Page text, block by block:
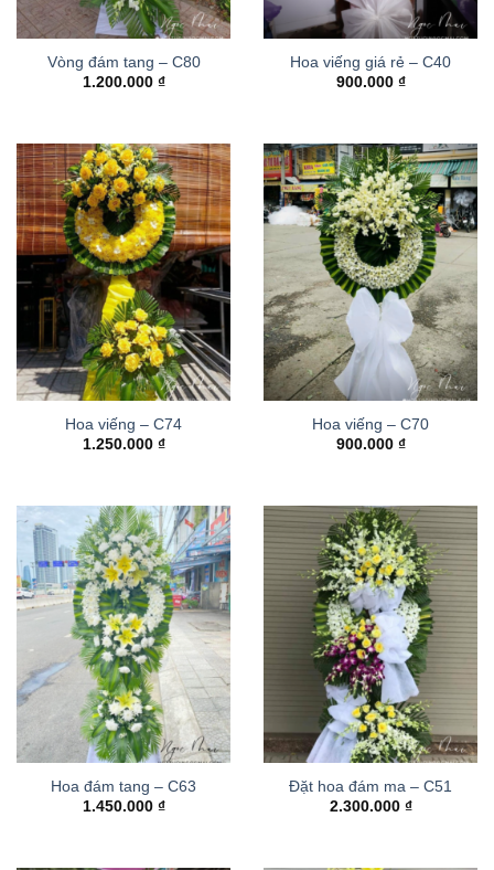
Vòng đám tang – C80
1.200.000 ₫
Hoa viếng giá rẻ – C40
900.000 ₫
Hoa viếng – C74
1.250.000 ₫
Hoa viếng – C70
900.000 ₫
Hoa đám tang – C63
1.450.000 ₫
Đặt hoa đám ma – C51
2.300.000 ₫